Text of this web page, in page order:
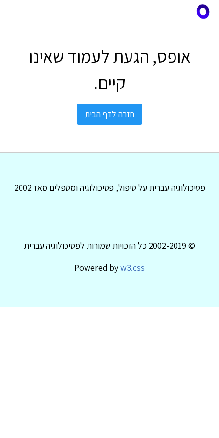
אופס, הגעת לעמוד שאינו
קיים.
חזרה לדף הבית
פסיכולוגיה עברית על טיפול, פסיכולוגיה ומטפלים מאז 2002
© 2002-2019 כל הזכויות שמורות לפסיכולוגיה עברית
Powered byw3.css